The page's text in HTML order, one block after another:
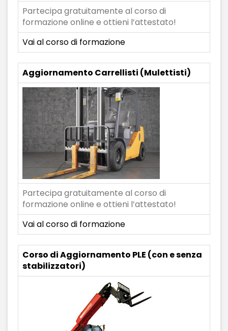
Partecipa gratuitamente al corso di
formazione online e ottieni l’attestato!
Vai al corso di formazione
Aggiornamento Carrellisti (Mulettisti)
Partecipa gratuitamente al corso di
formazione online e ottieni l’attestato!
Vai al corso di formazione
Corso di Aggiornamento PLE (con e senza
stabilizzatori)